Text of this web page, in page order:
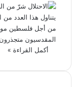
يتناول هذا العدد
من أجل فلسطين
المقدسيون
أكمل القراءة »